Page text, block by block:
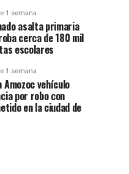
1 semana
asalta primaria
cerca de 180 mil
escolares
1 semana
Amozoc vehículo
por robo con
en la ciudad de